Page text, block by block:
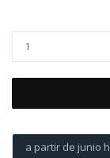
a partir de junio